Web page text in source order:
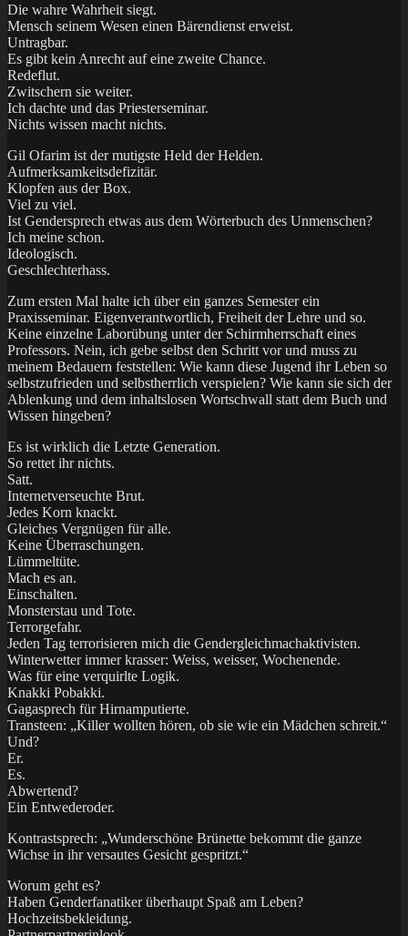
Die wahre Wahrheit siegt.
Mensch seinem Wesen einen Bärendienst erweist.
Untragbar.
Es gibt kein Anrecht auf eine zweite Chance.
Redeflut.
Zwitschern sie weiter.
Ich dachte und das Priesterseminar.
Nichts wissen macht nichts.
Gil Ofarim ist der mutigste Held der Helden.
Aufmerksamkeitsdefizitär.
Klopfen aus der Box.
Viel zu viel.
Ist Gendersprech etwas aus dem Wörterbuch des Unmenschen?
Ich meine schon.
Ideologisch.
Geschlechterhass.
Zum ersten Mal halte ich über ein ganzes Semester ein
Praxisseminar. Eigenverantwortlich, Freiheit der Lehre und so.
Keine einzelne Laborübung unter der Schirmherrschaft eines
Professors. Nein, ich gebe selbst den Schritt vor und muss zu
meinem Bedauern feststellen: Wie kann diese Jugend ihr Leben so
selbstzufrieden und selbstherrlich verspielen? Wie kann sie sich der
Ablenkung und dem inhaltslosen Wortschwall statt dem Buch und
Wissen hingeben?
Es ist wirklich die Letzte Generation.
So rettet ihr nichts.
Satt.
Internetverseuchte Brut.
Jedes Korn knackt.
Gleiches Vergnügen für alle.
Keine Überraschungen.
Lümmeltüte.
Mach es an.
Einschalten.
Monsterstau und Tote.
Terrorgefahr.
Jeden Tag terrorisieren mich die Gendergleichmachaktivisten.
Winterwetter immer krasser: Weiss, weisser, Wochenende.
Was für eine verquirlte Logik.
Knakki Pobakki.
Gagasprech für Hirnamputierte.
Transteen: „Killer wollten hören, ob sie wie ein Mädchen schreit.“
Und?
Er.
Es.
Abwertend?
Ein Entwederoder.
Kontrastsprech: „Wunderschöne Brünette bekommt die ganze
Wichse in ihr versautes Gesicht gespritzt.“
Worum geht es?
Haben Genderfanatiker überhaupt Spaß am Leben?
Hochzeitsbekleidung.